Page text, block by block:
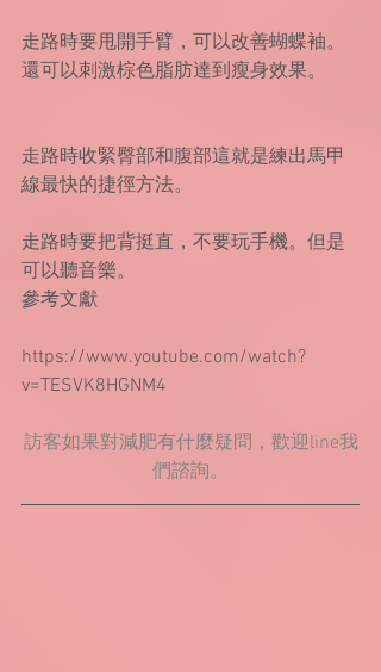
走路時要甩開手臂，可以改善蝴蝶袖。
還可以刺激棕色脂肪達到瘦身效果。
走路時收緊臀部和腹部這就是練出馬甲
線最快的捷徑方法。
走路時要把背挺直，不要玩手機。但是
可以聽音樂。
參考文獻
https://www.youtube.com/watch?
v=TESVK8HGNM4
訪客如果對減肥有什麼疑問，歡迎line我
們諮詢。